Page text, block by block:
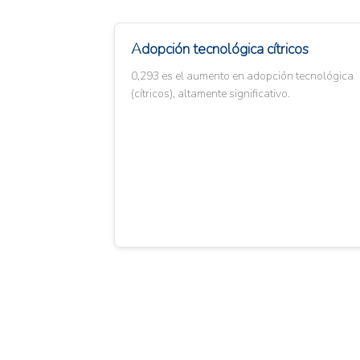
Adopción tecnológica cítricos
0,293 es el aumento en adopción tecnológica
(cítricos), altamente significativo.